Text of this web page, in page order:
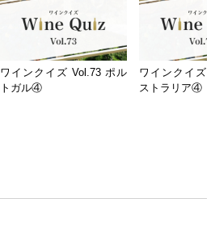
ワインクイズ Vol.73 ポル
トガル④
ワインクイズ
ストラリア④